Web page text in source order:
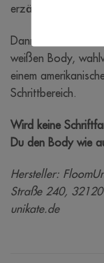
erzählen?
Dann ist dieser
weißen Body,
einem
Schrittbereich.
Wird keine
Du den Body wie
Hersteller:
Straße 240, 32120
unikate.de